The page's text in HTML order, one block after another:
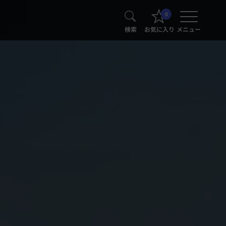
検索
0
お気に入り メニュー